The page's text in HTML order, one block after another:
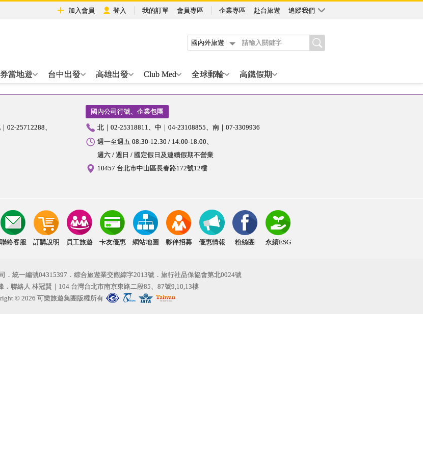
加入會員 登入 我的訂單 會員專區 企業專區 赴台旅遊 追蹤我們
國內外旅遊
當地遊 台中出發 高雄出發 Club Med 全球郵輪 高鐵假期
02-25712288
國內公司行號、企業包團
北｜02-25318811 中｜04-23108855
南｜07-3309936
週一至週五 08:30-12:30 / 14:00-18:00
週六 / 週日 / 國定假日及連續假期不營業
10457 台北市中山區長春路172號12樓
聯絡客服 訂購說明 員工旅遊 卡友優惠 網站地圖 夥伴招募 優惠情報 粉絲團 永續ESG
．統一編號04315397．綜合旅遊業交觀綜字2013號．旅行社品保協會第北0024號
．聯絡人 林冠賢｜104 台灣台北市南京東路二段85、87號9,10,13樓
© 2026 可樂旅遊集團版權所有
台北市旅行商業同業公會
中華民國旅行業品保協會
國際航空運輸協會